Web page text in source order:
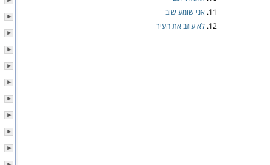
11. אני שומע שוב
12. לא עוזב את העיר